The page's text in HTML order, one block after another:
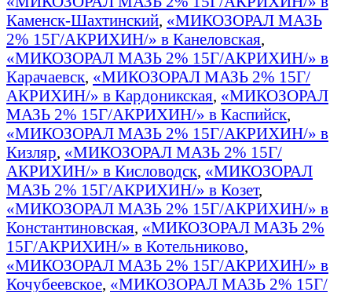
Каменск-Шахтинский, «МИКОЗОРАЛ МАЗЬ
2% 15Г/АКРИХИН/» в Канеловская,
«МИКОЗОРАЛ МАЗЬ 2% 15Г/АКРИХИН/» в
Карачаевск, «МИКОЗОРАЛ МАЗЬ 2% 15Г/
АКРИХИН/» в Кардоникская, «МИКОЗОРАЛ
МАЗЬ 2% 15Г/АКРИХИН/» в Каспийск,
«МИКОЗОРАЛ МАЗЬ 2% 15Г/АКРИХИН/» в
Кизляр, «МИКОЗОРАЛ МАЗЬ 2% 15Г/
АКРИХИН/» в Кисловодск, «МИКОЗОРАЛ
МАЗЬ 2% 15Г/АКРИХИН/» в Козет,
«МИКОЗОРАЛ МАЗЬ 2% 15Г/АКРИХИН/» в
Константиновская, «МИКОЗОРАЛ МАЗЬ 2%
15Г/АКРИХИН/» в Котельниково,
«МИКОЗОРАЛ МАЗЬ 2% 15Г/АКРИХИН/» в
Кочубеевское, «МИКОЗОРАЛ МАЗЬ 2% 15Г/